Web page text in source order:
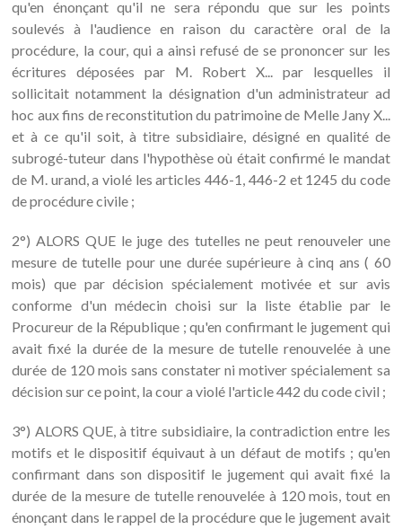
qu'en énonçant qu'il ne sera répondu que sur les points
soulevés à l'audience en raison du caractère oral de la
procédure, la cour, qui a ainsi refusé de se prononcer sur les
écritures déposées par M. Robert X... par lesquelles il
sollicitait notamment la désignation d'un administrateur ad
hoc aux fins de reconstitution du patrimoine de Melle Jany X...
et à ce qu'il soit, à titre subsidiaire, désigné en qualité de
subrogé-tuteur dans l'hypothèse où était confirmé le mandat
de M. urand, a violé les articles 446-1, 446-2 et 1245 du code
de procédure civile ;
2°) ALORS QUE le juge des tutelles ne peut renouveler une
mesure de tutelle pour une durée supérieure à cinq ans ( 60
mois) que par décision spécialement motivée et sur avis
conforme d'un médecin choisi sur la liste établie par le
Procureur de la République ; qu'en confirmant le jugement qui
avait fixé la durée de la mesure de tutelle renouvelée à une
durée de 120 mois sans constater ni motiver spécialement sa
décision sur ce point, la cour a violé l'article 442 du code civil ;
3°) ALORS QUE, à titre subsidiaire, la contradiction entre les
motifs et le dispositif équivaut à un défaut de motifs ; qu'en
confirmant dans son dispositif le jugement qui avait fixé la
durée de la mesure de tutelle renouvelée à 120 mois, tout en
énonçant dans le rappel de la procédure que le jugement avait